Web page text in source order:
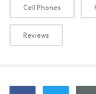
Cell Phones
Reviews